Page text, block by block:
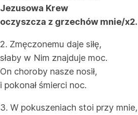
Jezusowa Krew
oczyszcza z grzechów mnie/x2.
2. Zmęczonemu daje siłę,
słaby w Nim znajduje moc.
On choroby nasze nosił,
i pokonał śmierci noc.
3. W pokuszeniach stoi przy mnie,